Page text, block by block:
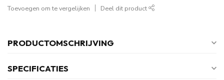
Toevoegen om te vergelijken Deel dit product
PRODUCTOMSCHRIJVING
SPECIFICATIES